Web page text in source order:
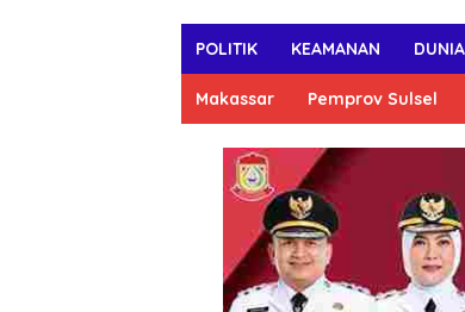
POLITIK KEAMANAN DUNIA
Makassar Pemprov Sulsel